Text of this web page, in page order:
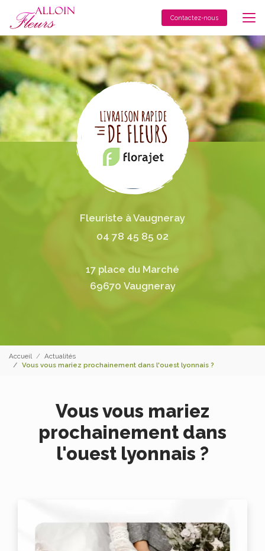
contenu
principal
Contactez-nous
Fleuriste à Vaugneray
04 78 45 85 02
17 place du Marché
69670 Vaugneray
Accueil
Actualités
Vous vous mariez prochainement dans l'ouest lyonnais ?
Vous vous mariez
prochainement dans
l'ouest lyonnais ?